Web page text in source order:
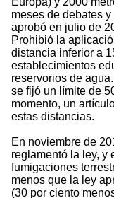
meses de debates
aprobó en julio de
Prohibió la
distancia inferior a
establecimientos
reservorios de
se fijó un límite de
momento, un
estas distancias.
En noviembre de
reglamentó la ley, y
fumigaciones
menos que la ley
(30 por ciento